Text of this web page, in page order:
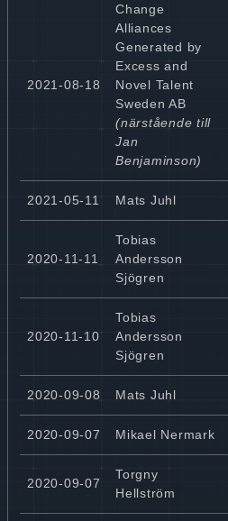
2021-08-18
Change
Alliances
Generated by
Excess and
Novel Talent
Sweden AB
(närstående till
Jan
Benjaminson)
2021-05-11 Mats Juhl
2020-11-11
Tobias
Andersson
Sjögren
2020-11-10
Tobias
Andersson
Sjögren
2020-09-08 Mats Juhl
2020-09-07 Mikael Nermark
2020-09-07
Torgny
Hellström